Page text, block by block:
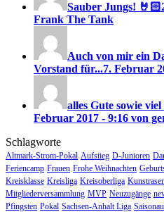
Sauber Jungs! 🤘🏻
Frank The Tank
Auch von mir ein
Vorstand für...7. Februar
alles Gute sowie
Februar 2017 - 9:16 von
Schlagworte
Altmark-Strom-Pokal Aufstieg D-Junioren
Feriencamp Frauen Frohe Weihnachten
Kreisklasse Kreisliga Kreisoberliga
Mitgliederversammlung MVP Neuzugänge
Pfingsten Pokal Sachsen-Anhalt Liga